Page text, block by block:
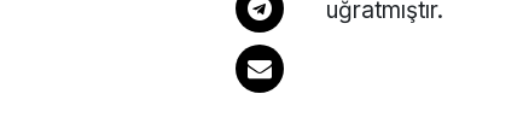
uğratmıştır.